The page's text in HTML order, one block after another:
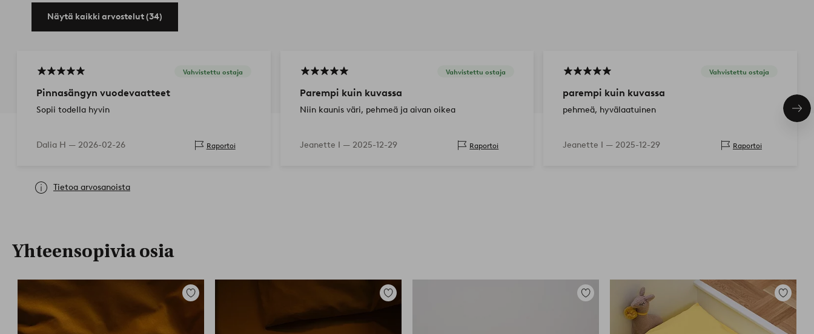
Näytä kaikki arvostelut (34)
Vahvistettu ostaja
Pinnasängyn vuodevaatteet
Sopii todella hyvin
Dalia H — 2026-02-26 Raportoi
Vahvistettu ostaja
Parempi kuin kuvassa
Niin kaunis väri, pehmeä ja aivan oikea
Jeanette I — 2025-12-29 Raportoi
Vahvistettu ostaja
parempi kuin kuvassa
pehmeä, hyvälaatuinen
Jeanette I — 2025-12-29 Raportoi
Tietoa arvosanoista
Yhteensopivia osia
Lisää
Lisää
Lisää
suosikkeihin
Lisää